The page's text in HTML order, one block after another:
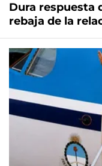
Dura respuesta
rebaja de la